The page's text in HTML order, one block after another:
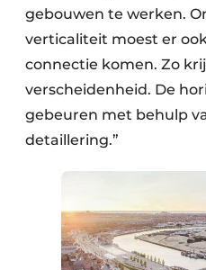
gebouwen te werken.
verticaliteit moest er
connectie komen. Zo
verscheidenheid. De
gebeuren met behulp
detaillering.”